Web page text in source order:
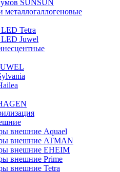
SUNSUN
металлогаллогеновые
Tetra
Juwel
внешние Aquael
внешние ATMAN
внешние EHEIM
внешние Prime
внешние Tetra